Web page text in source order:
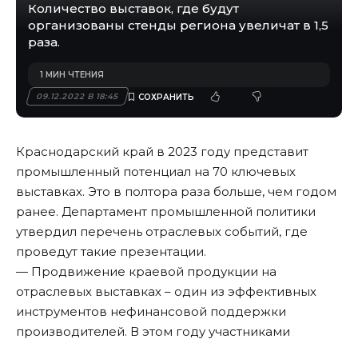
Количество выставок, где будут
организованы стенды региона увеличат в 1,5
раза.
09.12.2022 В 18:45
1 МИН ЧТЕНИЯ
Краснодарский край в 2023 году представит
промышленный потенциал на 70 ключевых
выставках. Это в полтора раза больше, чем годом
ранее. Департамент промышленной политики
утвердил перечень отраслевых событий, где
проведут такие презентации.
— Продвижение краевой продукции на
отраслевых выставках – один из эффективных
инструментов нефинансовой поддержки
производителей. В этом году участниками